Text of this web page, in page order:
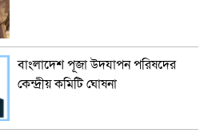
বাংলাদেশ পূজা উদযাপন পরিষদের
কেন্দ্রীয় কমিটি ঘোষনা